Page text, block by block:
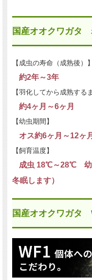
国産オオクワガタ
【成虫の寿命（成熟後）】
約2年～3年
【羽化してから成熟する
約4ヶ月～6ヶ月
【幼虫期間】
オス約6ヶ月～12ヶ
【飼育温度】
成虫 18℃～28℃ 幼
冬眠します）
国産オオクワガタ